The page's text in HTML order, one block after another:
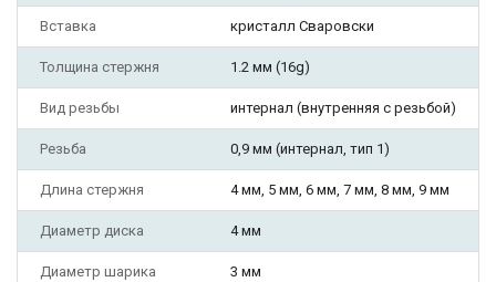
Вставка кристалл Сваровски
Толщина стержня 1.2 мм (16g)
Вид резьбы интернал (внутренняя с резьбой)
Резьба 0,9 мм (интернал, тип 1)
Длина стержня 4 мм, 5 мм, 6 мм, 7 мм, 8 мм, 9 мм
Диаметр диска 4 мм
Диаметр шарика 3 мм